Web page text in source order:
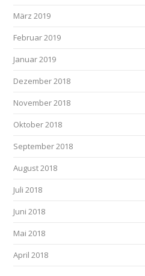
März 2019
Februar 2019
Januar 2019
Dezember 2018
November 2018
Oktober 2018
September 2018
August 2018
Juli 2018
Juni 2018
Mai 2018
April 2018